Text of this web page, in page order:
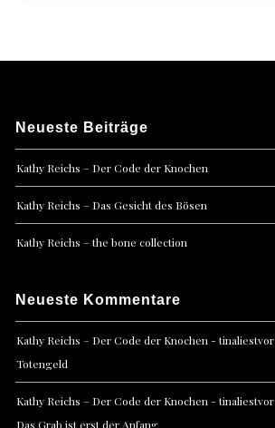
Neueste Beiträge
Kathy Reichs – Der Code der Knochen
Kathy Reichs – Das Gesicht des Bösen
Kathy Reichs – the bone collection
Neueste Kommentare
Kathy Reichs – Der Code der Knochen - tinaliestvor
Totengeld
Kathy Reichs – Der Code der Knochen - tinaliestvor
Das Grab ist erst der Anfang